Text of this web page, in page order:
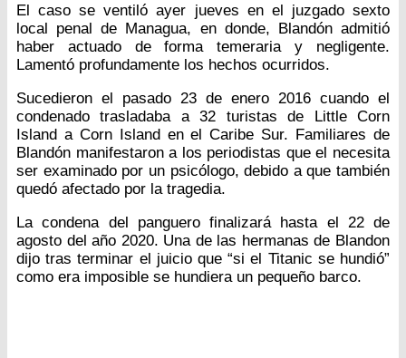
El caso se ventiló ayer jueves en el juzgado sexto
local penal de Managua, en donde, Blandón admitió
haber actuado de forma temeraria y negligente.
Lamentó profundamente los hechos ocurridos.
Sucedieron el pasado 23 de enero 2016 cuando el
condenado trasladaba a 32 turistas de Little Corn
Island a Corn Island en el Caribe Sur. Familiares de
Blandón manifestaron a los periodistas que el necesita
ser examinado por un psicólogo, debido a que también
quedó afectado por la tragedia.
La condena del panguero finalizará hasta el 22 de
agosto del año 2020. Una de las hermanas de Blandon
dijo tras terminar el juicio que “si el Titanic se hundió”
como era imposible se hundiera un pequeño barco.